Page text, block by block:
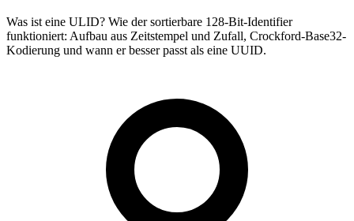
Was ist eine ULID? Wie der sortierbare 128-Bit-Identifier
funktioniert: Aufbau aus Zeitstempel und Zufall, Crockford-Base32-
Kodierung und wann er besser passt als eine UUID.